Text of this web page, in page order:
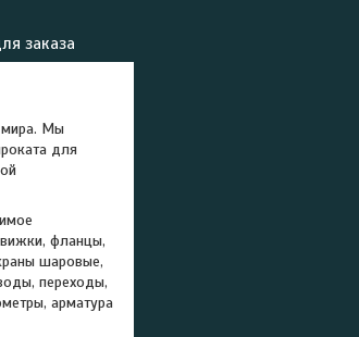
заказа
мира. Мы
для
фланцы,
шаровые,
переходы,
арматура